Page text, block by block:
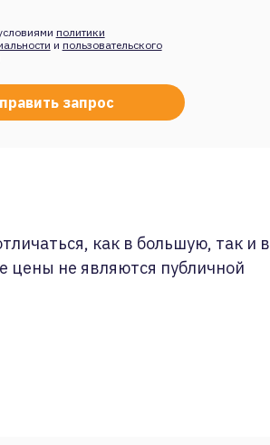
политики
и пользовательского
как в большую, так и в
цены не являются публичной